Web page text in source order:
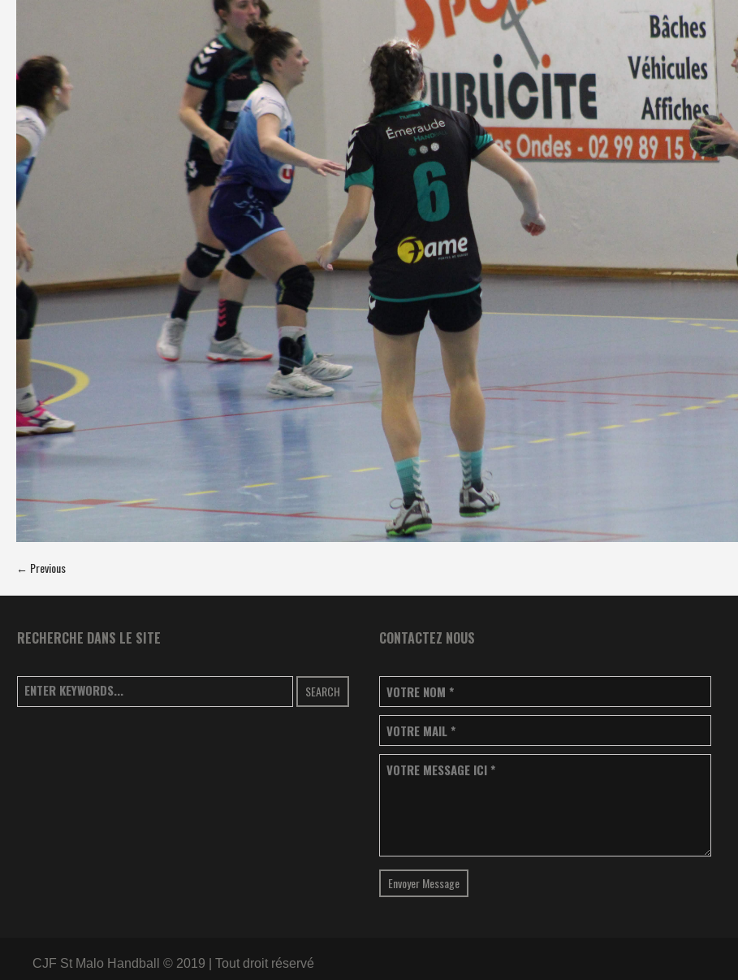
← Previous
RECHERCHE DANS LE SITE
SEARCH
CONTACTEZ NOUS
VOTRE NOM *
VOTRE MAIL *
VOTRE MESSAGE ICI *
Envoyer Message
CJF St Malo Handball © 2019 | Tout droit réservé